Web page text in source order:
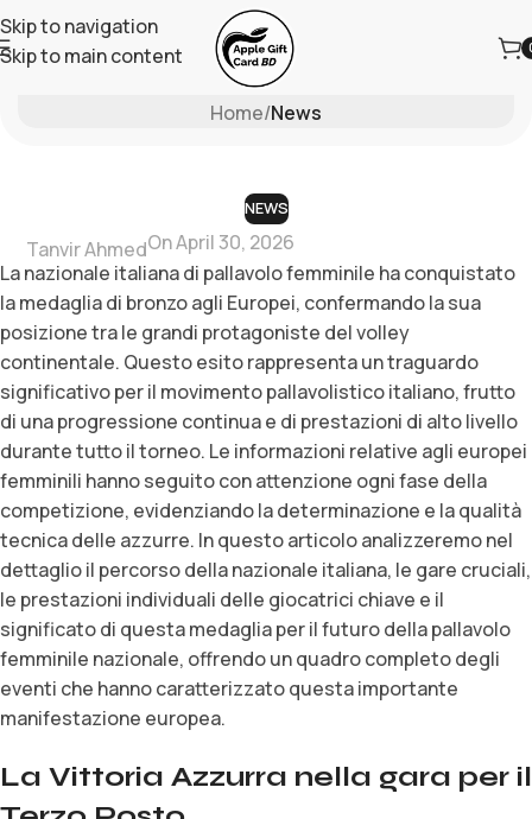
Skip to navigation
Skip to main content
Blog
Home/News
NEWS
Tanvir AhmedOn April 30, 2026
La nazionale italiana di pallavolo femminile ha conquistato
la medaglia di bronzo agli Europei, confermando la sua
posizione tra le grandi protagoniste del volley
continentale. Questo esito rappresenta un traguardo
significativo per il movimento pallavolistico italiano, frutto
di una progressione continua e di prestazioni di alto livello
durante tutto il torneo. Le informazioni relative agli europei
femminili hanno seguito con attenzione ogni fase della
competizione, evidenziando la determinazione e la qualità
tecnica delle azzurre. In questo articolo analizzeremo nel
dettaglio il percorso della nazionale italiana, le gare cruciali,
le prestazioni individuali delle giocatrici chiave e il
significato di questa medaglia per il futuro della pallavolo
femminile nazionale, offrendo un quadro completo degli
eventi che hanno caratterizzato questa importante
manifestazione europea.
La Vittoria Azzurra nella gara per il